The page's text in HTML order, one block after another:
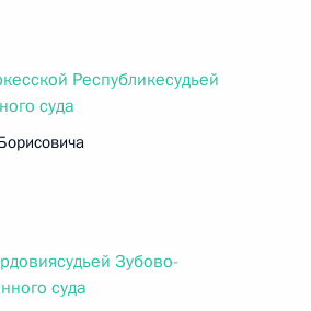
Республикесудьей
суда
Зубово-
суда